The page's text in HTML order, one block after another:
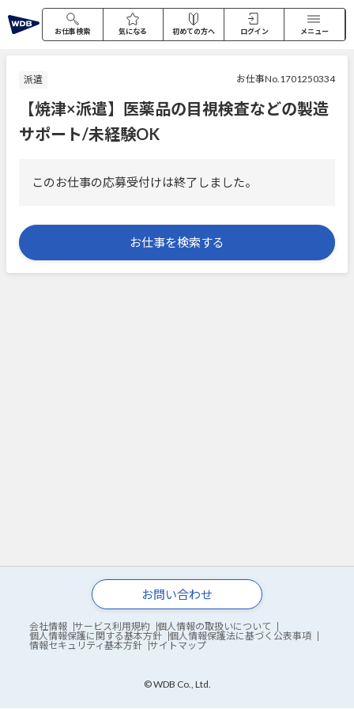
お仕事検索 気になる 初めての方へ ログイン メニュー
派遣 お仕事No.1701250334
【焼津×派遣】医薬品の目視検査などの製造
サポート/未経験OK
このお仕事の応募受付けは終了しました。
お仕事を検索する
お問い合わせ
会社情報 サービス利用規約
個人情報の取扱いについて
個人情報保護に関する基本方針
個人情報保護法に基づく公表事項
情報セキュリティ基本方針
サイトマップ
© WDB Co., Ltd.